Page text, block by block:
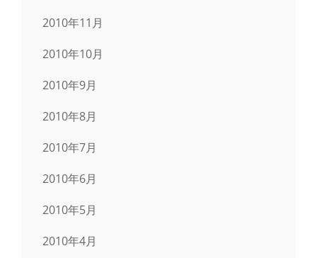
2010年11月
2010年10月
2010年9月
2010年8月
2010年7月
2010年6月
2010年5月
2010年4月